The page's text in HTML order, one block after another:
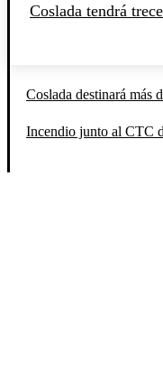
Coslada tendrá
Coslada destinará más
Incendio junto al CTC